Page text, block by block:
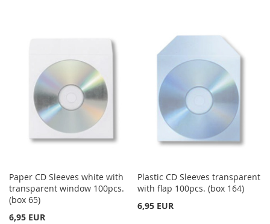
Paper CD Sleeves white with
transparent window 100pcs.
(box 65)
6,95 EUR
Plastic CD Sleeves transparent
with flap 100pcs. (box 164)
6,95 EUR